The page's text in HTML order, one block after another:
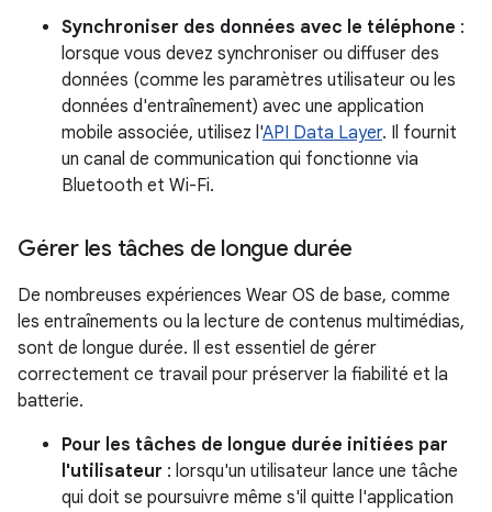
Synchroniser des données avec le téléphone :
lorsque vous devez synchroniser ou diffuser des
données (comme les paramètres utilisateur ou les
données d'entraînement) avec une application
mobile associée, utilisez l'API Data Layer. Il fournit
un canal de communication qui fonctionne via
Bluetooth et Wi-Fi.
Gérer les tâches de longue durée
De nombreuses expériences Wear OS de base, comme
les entraînements ou la lecture de contenus multimédias,
sont de longue durée. Il est essentiel de gérer
correctement ce travail pour préserver la fiabilité et la
batterie.
Pour les tâches de longue durée initiées par
l'utilisateur : lorsqu'un utilisateur lance une tâche
qui doit se poursuivre même s'il quitte l'application